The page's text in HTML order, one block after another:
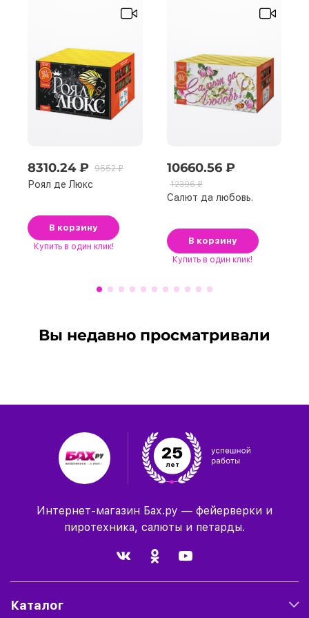
8310.24 ₽ 9552 ₽
Роял де Люкс
В корзину
Купить в один клик!
10660.56 ₽
12396 ₽
Салют да любовь.
В корзину
Купить в один клик!
Вы недавно просматривали
25
лет
Интернет-магазин Бах.ру — фейерверки и
пиротехника, салюты и петарды.
Каталог